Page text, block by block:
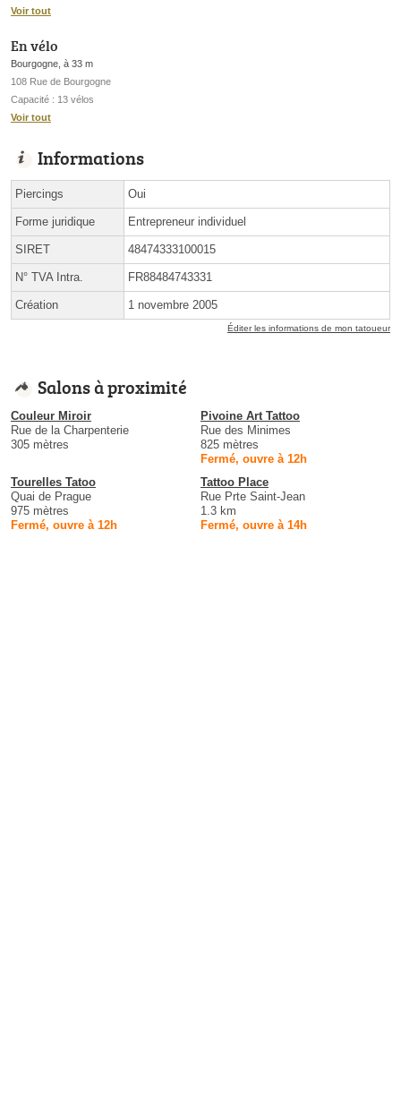
Voir tout
En vélo
Bourgogne, à 33 m
108 Rue de Bourgogne
Capacité : 13 vélos
Voir tout
Informations
Piercings Oui
Forme juridique Entrepreneur individuel
SIRET 48474333100015
N° TVA Intra. FR88484743331
Création 1 novembre 2005
Éditer les informations de mon tatoueur
Salons à proximité
Couleur Miroir
Rue de la Charpenterie
305 mètres
Pivoine Art Tattoo
Rue des Minimes
825 mètres
Fermé, ouvre à 12h
Tourelles Tatoo
Quai de Prague
975 mètres
Fermé, ouvre à 12h
Tattoo Place
Rue Prte Saint-Jean
1.3 km
Fermé, ouvre à 14h